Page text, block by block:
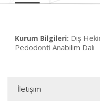
Kurum Bilgileri: Diş
Pedodonti Anabilim Dalı
İletişim